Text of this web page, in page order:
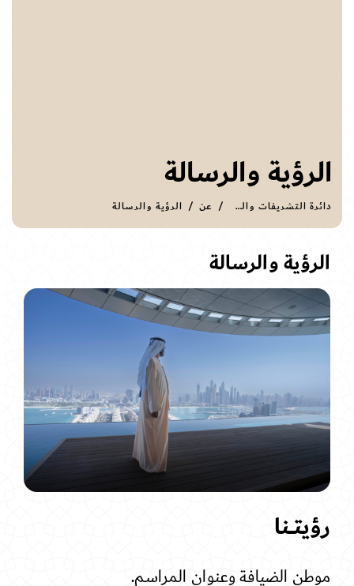
الرؤية والرسالة
دائرة التشريفات والضيافة عن الرؤية والرسالة
الرؤية والرسالة
رؤيتـــنا
موطن الضيافة وعنوان المراسم.